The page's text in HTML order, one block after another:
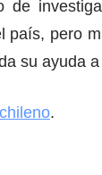
de
pero
su ayuda
.